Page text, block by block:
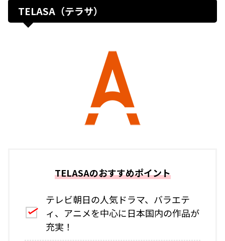
TELASA（テラサ）
TELASAのおすすめポイント
テレビ朝日の人気ドラマ、バラエテ
ィ、アニメを中心に日本国内の作品が
充実！